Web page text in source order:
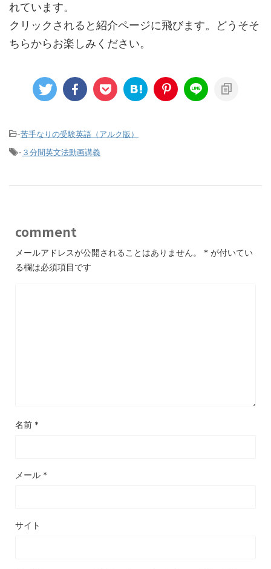
れています。
クリックされると紹介ページに飛びます。どうそそ
ちらからお楽しみください。
-苦手なりの受験英語（アルク版）
- ３分間英文法動画講義
comment
メールアドレスが公開されることはありません。 * が付いてい
る欄は必須項目です
名前 *
メール *
サイト